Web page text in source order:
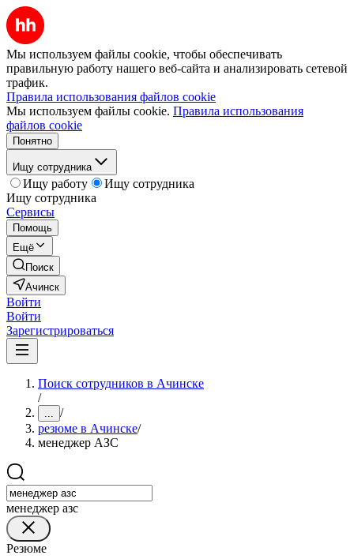
Мы используем файлы cookie, чтобы обеспечивать
правильную работу нашего веб-сайта и анализировать сетевой
трафик.
Правила использования файлов cookie
Мы используем файлы cookie. Правила использования
файлов cookie
Понятно
Ищу сотрудника
Ищу работу
Ищу сотрудника
Ищу сотрудника
Сервисы
Помощь
Ещё
Поиск
Ачинск
Войти
Войти
Зарегистрироваться
Поиск сотрудников в Ачинске
/
... /
резюме в Ачинске/
менеджер АЗС
менеджер азс
Резюме